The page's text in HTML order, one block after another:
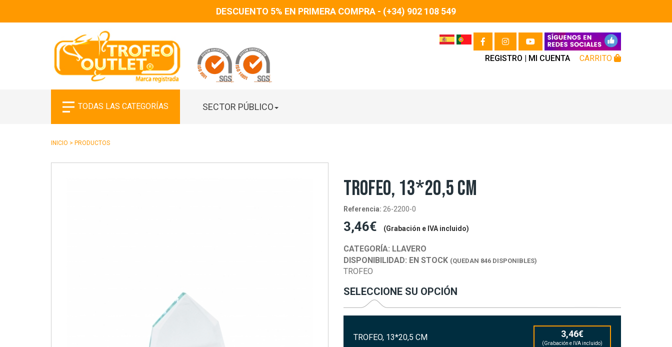
DESCUENTO 5% EN PRIMERA COMPRA - (+34) 902 108 549
REGISTRO | MI CUENTA CARRITO
TODAS LAS CATEGORÍAS SECTOR PÚBLICO
INICIO > PRODUCTOS
TROFEO, 13*20,5 CM
Referencia: 26-2200-0
3,46€ (Grabación e IVA incluido)
CATEGORÍA: LLAVERO
DISPONIBILIDAD: EN STOCK (QUEDAN 846 DISPONIBLES)
TROFEO
SELECCIONE SU OPCIÓN
TROFEO, 13*20,5 CM 3,46€
(Grabación e IVA incluido)